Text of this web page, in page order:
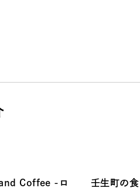
Coffee -ロ
壬生町の